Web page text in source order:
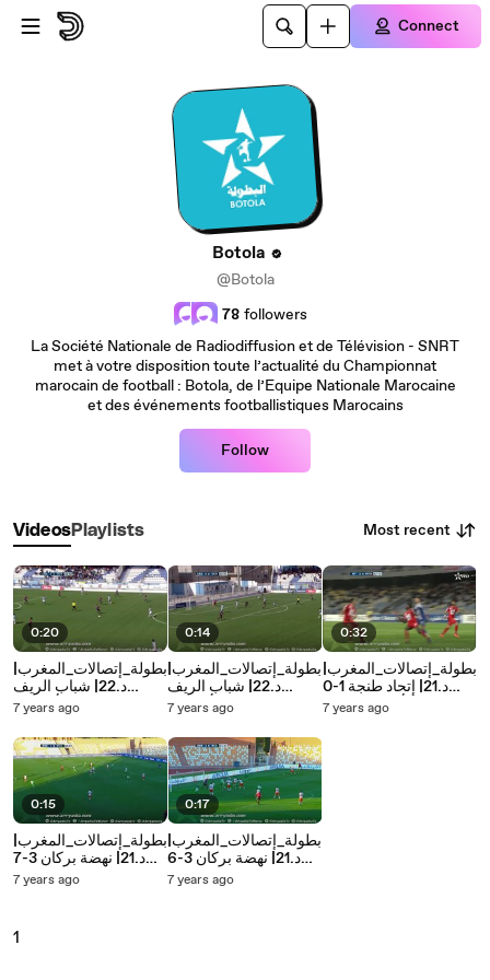
Skip to main content
Connect
Botola
@Botola
78 followers
La Société Nationale de Radiodiffusion et de Télévision - SNRT
met à votre disposition toute l’actualité du Championnat
marocain de football : Botola, de l’Equipe Nationale Marocaine
et des événements footballistiques Marocains
Follow
VideosPlaylists Most recent
0:20
بطولة_إتصالات_المغرب|
د.22| شباب الريف
الحسيمي 1-1 أولمبيك
الدقيقة 47
7 years ago
0:15
بطولة_إتصالات_المغرب|
د.21| نهضة بركان 3-7
الرجاء الرياضي محسن
7 years ago
0:14
بطولة_إتصالات_المغرب|
د.22| شباب الريف
الحسيمي 0-1 أولمبيك
الكحلاوي في الدقيقة 41
7 years ago
0:17
بطولة_إتصالات_المغرب|
د.21| نهضة بركان 3-6
الرجاء الرياضي محمد
7 years ago
0:32
بطولة_إتصالات_المغرب|
د.21| إتحاد طنجة 1-0
حسنية أكادير المهدي
7 years ago
1